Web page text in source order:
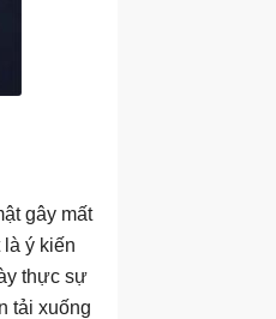
gây mất
ý kiến
thực sự
tải xuống